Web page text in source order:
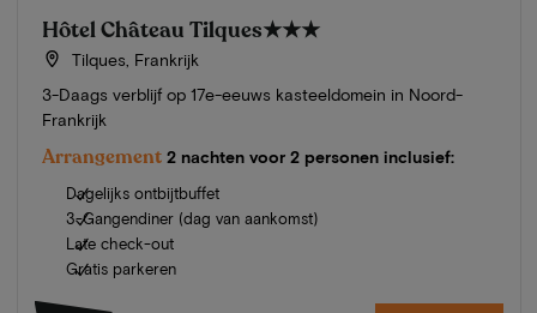
Hôtel Château Tilques★★★
Tilques, Frankrijk
3-Daags verblijf op 17e-eeuws kasteeldomein in Noord-
Frankrijk
Arrangement 2 nachten voor 2 personen inclusief:
Dagelijks ontbijtbuffet
3-Gangendiner (dag van aankomst)
Late check-out
Gratis parkeren